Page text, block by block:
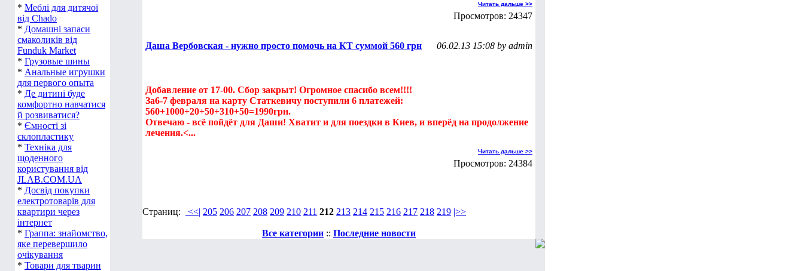
* Меблі для дитячої
від Chado
* Домашні запаси
смаколиків від
Funduk Market
* Грузовые шины
* Анальные игрушки
для первого опыта
* Де дитині буде
комфортно навчатися
й розвиватися?
* Ємності зі
склопластику
* Техніка для
щоденного
користування від
JLAB.COM.UA
* Досвід покупки
електротоварів для
квартири через
інтернет
* Граппа: знайомство,
яке перевершило
очікування
* Товари для тварин
Читать дальше >>
Просмотров: 24347
Даша Вербовская - нужно просто помочь на КТ суммой 560 грн 06.02.13 15:08 by admin
Добавление от 17-00. Сбор закрыт! Огромное спасибо всем!!!!
За6-7 февраля на карту Статкевичу поступили 6 платежей:
560+1000+20+50+310+50=1990грн.
Отвечаю - всё пойдёт для Даши! Хватит и для поездки в Киев, и вперёд на продолжение
лечения.<...
Читать дальше >>
Просмотров: 24384
Страниц: <<| 205 206 207 208 209 210 211 212 213 214 215 216 217 218 219 |>>
Все категории :: Последние новости